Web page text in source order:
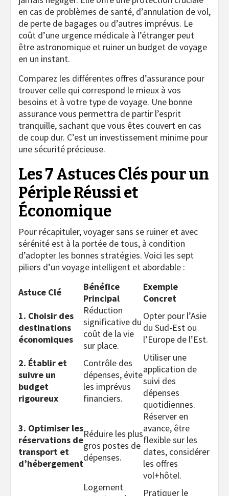
en cas de problèmes de santé, d’annulation de vol,
de perte de bagages ou d’autres imprévus. Le
coût d’une urgence médicale à l’étranger peut
être astronomique et ruiner un budget de voyage
en un instant.
Comparez les différentes offres d’assurance pour
trouver celle qui correspond le mieux à vos
besoins et à votre type de voyage. Une bonne
assurance vous permettra de partir l’esprit
tranquille, sachant que vous êtes couvert en cas
de coup dur. C’est un investissement minime pour
une sécurité précieuse.
Les 7 Astuces Clés pour un
Périple Réussi et
Économique
Pour récapituler, voyager sans se ruiner et avec
sérénité est à la portée de tous, à condition
d’adopter les bonnes stratégies. Voici les sept
piliers d’un voyage intelligent et abordable :
Astuce Clé
Bénéfice
Principal
Exemple
Concret
1. Choisir des
destinations
économiques
Réduction
significative du
coût de la vie
sur place.
Opter pour l’Asie
du Sud-Est ou
l’Europe de l’Est.
2. Établir et
suivre un
budget
rigoureux
Contrôle des
dépenses, évite
les imprévus
financiers.
Utiliser une
application de
suivi des
dépenses
quotidiennes.
3. Optimiser les
réservations de
transport et
d’hébergement
Réduire les plus
gros postes de
dépenses.
Réserver en
avance, être
flexible sur les
dates, considérer
les offres
vol+hôtel.
Logement
Pratiquer le